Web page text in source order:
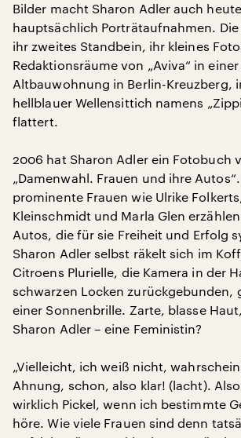
Bilder macht Sharon Adler auch
hauptsächlich Porträtaufnahmen.
ihr zweites Standbein, ihr kleines
Redaktionsräume von „Aviva“ in
Altbauwohnung in Berlin-Kreuzberg,
hellblauer Wellensittich namens
flattert.
2006 hat Sharon Adler ein Fotobuch
„Damenwahl. Frauen und ihre
prominente Frauen wie Ulrike
Kleinschmidt und Marla Glen
Autos, die für sie Freiheit und Erfolg
Sharon Adler selbst räkelt sich im
Citroens Plurielle, die Kamera in der
schwarzen Locken zurückgebunden,
einer Sonnenbrille. Zarte, blasse
Sharon Adler – eine Feministin?
„Vielleicht, ich weiß nicht,
Ahnung, schon, also klar! (lacht).
wirklich Pickel, wenn ich bestimmte
höre. Wie viele Frauen sind denn